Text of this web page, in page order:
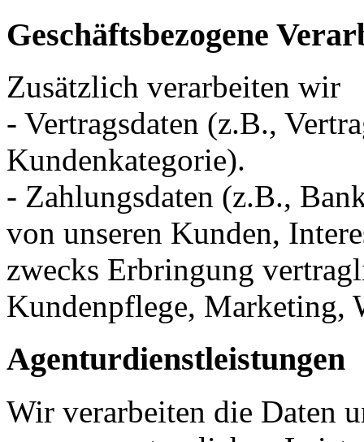
Geschäftsbezogene
Zusätzlich verarbeiten wir
- Vertragsdaten (z.B.,
Kundenkategorie).
- Zahlungsdaten (z.B.,
von unseren Kunden,
zwecks Erbringung
Kundenpflege, Marketing,
Agenturdienstleistungen
Wir verarbeiten die Daten